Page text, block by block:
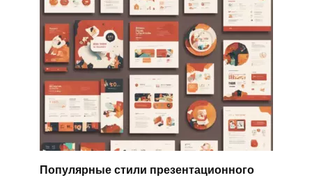
Популярные стили презентационного